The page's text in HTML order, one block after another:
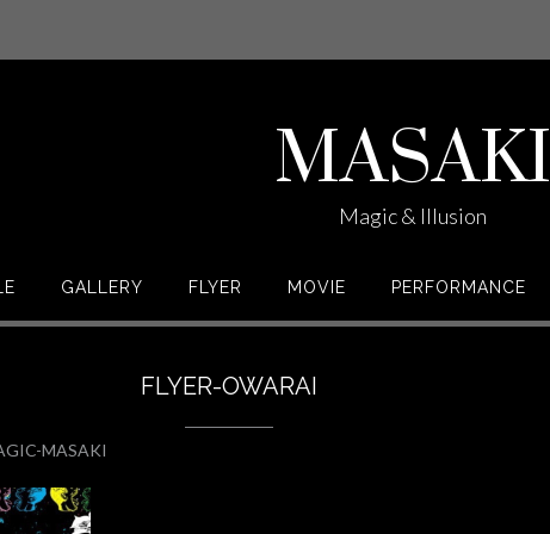
MASAKI
Magic & Illusion
GALLERY FLYER MOVIE PERFORMANCE
FLYER-OWARAI
MASAKI